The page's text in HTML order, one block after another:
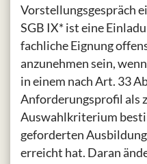
Vorstellungsgespräch
SGB IX* ist eine
fachliche Eignung
anzunehmen sein,
in einem nach Art. 33
Anforderungsprofil als
Auswahlkriterium
geforderten
erreicht hat. Daran